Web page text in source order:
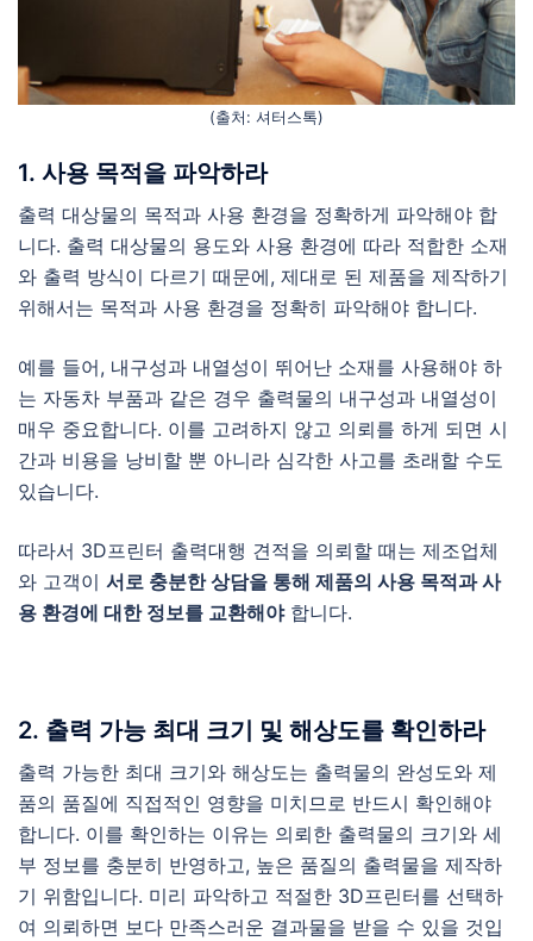
(출처: 셔터스톡)
1. 사용 목적을 파악하라
출력 대상물의 목적과 사용 환경을 정확하게 파악해야 합
니다. 출력 대상물의 용도와 사용 환경에 따라 적합한 소재
와 출력 방식이 다르기 때문에, 제대로 된 제품을 제작하기
위해서는 목적과 사용 환경을 정확히 파악해야 합니다.
예를 들어, 내구성과 내열성이 뛰어난 소재를 사용해야 하
는 자동차 부품과 같은 경우 출력물의 내구성과 내열성이
매우 중요합니다. 이를 고려하지 않고 의뢰를 하게 되면 시
간과 비용을 낭비할 뿐 아니라 심각한 사고를 초래할 수도
있습니다.
따라서 3D프린터 출력대행 견적을 의뢰할 때는 제조업체
와 고객이 서로 충분한 상담을 통해 제품의 사용 목적과 사
용 환경에 대한 정보를 교환해야합니다.
2. 출력 가능 최대 크기 및 해상도를 확인하라
출력 가능한 최대 크기와 해상도는 출력물의 완성도와 제
품의 품질에 직접적인 영향을 미치므로 반드시 확인해야
합니다. 이를 확인하는 이유는 의뢰한 출력물의 크기와 세
부 정보를 충분히 반영하고, 높은 품질의 출력물을 제작하
기 위함입니다. 미리 파악하고 적절한 3D프린터를 선택하
여 의뢰하면 보다 만족스러운 결과물을 받을 수 있을 것입